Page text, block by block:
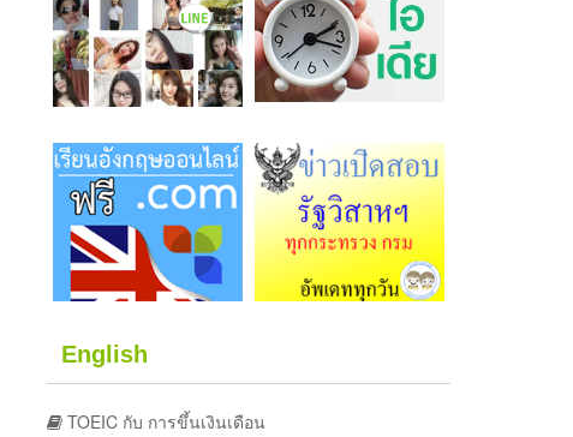
English
TOEIC กับ การขึ้นเงินเดือน